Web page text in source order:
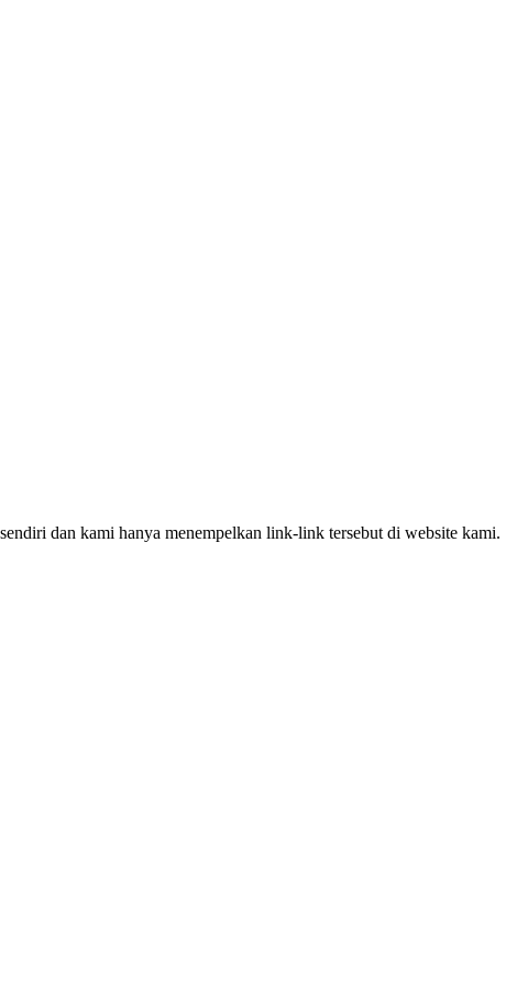
dan kami hanya menempelkan link-link tersebut di website kami.